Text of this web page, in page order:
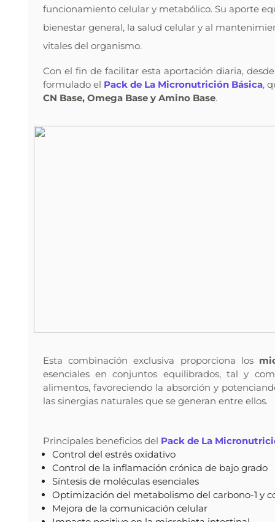
funcionamiento celular y metabólico. Su aporte
bienestar general, la salud celular y al
vitales del organismo.
Con el fin de facilitar esta aportación diaria,
formulado el Pack de La Micronutrición Básica,
CN Base, Omega Base y Amino Base.
Esta combinación exclusiva proporciona los
esenciales en conjuntos equilibrados, tal y
alimentos, favoreciendo la absorción y
las sinergias naturales que se generan entre ellos.
Principales beneficios del Pack de La
Control del estrés oxidativo
Control de la inflamación crónica de bajo grado
Síntesis de moléculas esenciales
Optimización del metabolismo del carbono-1 y
Mejora de la comunicación celular